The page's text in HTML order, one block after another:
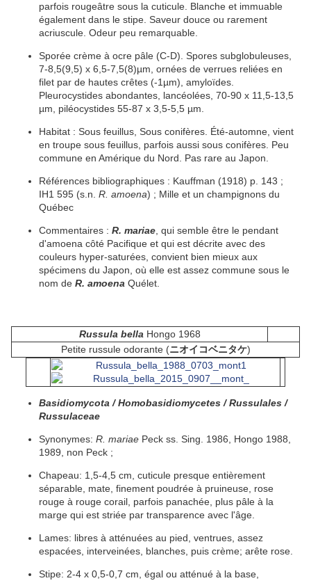
parfois rougeâtre sous la cuticule . Blanche et immuable
également dans le stipe . Saveur douce ou rarement
acriuscule . Odeur peu remarquable.
Sporée crème à ocre pâle (C-D). Spores subglobuleuses,
7-8,5(9,5) x 6,5-7,5(8)µm, ornées de verrues reliées en
filet par de hautes crêtes (-1µm), amyloïdes
Pleurocystides abondantes, lancéolées , 70-90 x 11,5-13,5
µm, piléocystides 55-87 x 3,5-5,5 µm.
Habitat : Sous feuillus, Sous conifères. Été-automne, vient
en troupe sous feuillus, parfois aussi sous conifères. Peu
commune en Amérique du Nord. Pas rare au Japon.
Références bibliographiques : Kauffman (1918) p. 143 ;
IH1 595 (s.n. R. amoena) ; Mille et un champignons du
Québec
Commentaires : R. mariae , qui semble être le pendant
d'amoena côté Pacifique et qui est décrite avec des
couleurs hyper-saturées, convient bien mieux aux
spécimens du Japon, où elle est assez commune sous le
nom de R. amoena Quélet.
Russula bella Hongo 1968
Petite russule odorante (ニオイコベニタケ)
Basidiomycota / Homobasidiomycetes / Russulales /
Russulaceae
Synonymes: R. mariae Peck ss. Sing. 1986, Hongo 1988,
1989, non Peck ;
Chapeau: 1,5-4,5 cm, cuticule presque entièrement
séparable mate , finement poudrée à pruineuse , rose
rouge à rouge corail, parfois panachée, plus pâle à la
marge qui est striée par transparence avec l'âge.
Lames: libres à atténuées au pied ventrues , assez
espacées interveinées , blanches, puis crème; arête rose.
Stipe: 2-4 x 0,5-0,7 cm, égal ou atténué à la base,